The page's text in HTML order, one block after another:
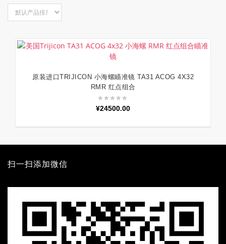
加入购物车
原装进口TRIJICON 小海螺瞄准镜 TA31 ACOG 4X32
RMR 红点组合
¥24500.00
扫一扫添加微信